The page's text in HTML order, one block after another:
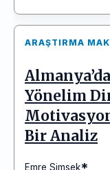
ARAŞTIRMA
Yönelim
Bir Analiz
Emre Simsek